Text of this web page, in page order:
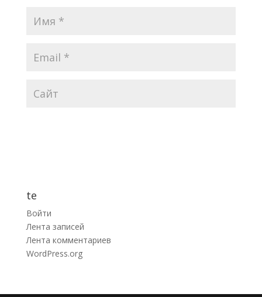
te
Войти
Лента записей
Лента комментариев
WordPress.org